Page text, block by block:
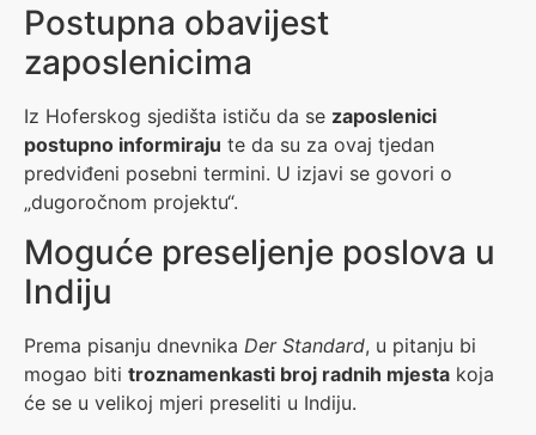
Postupna obavijest
zaposlenicima
Iz Hoferskog sjedišta ističu da se zaposlenici
postupno informiraju te da su za ovaj tjedan
predviđeni posebni termini. U izjavi se govori o
„dugoročnom projektu“.
Moguće preseljenje poslova u
Indiju
Prema pisanju dnevnika Der Standard, u pitanju bi
mogao biti troznamenkasti broj radnih mjesta koja
će se u velikoj mjeri preseliti u Indiju.